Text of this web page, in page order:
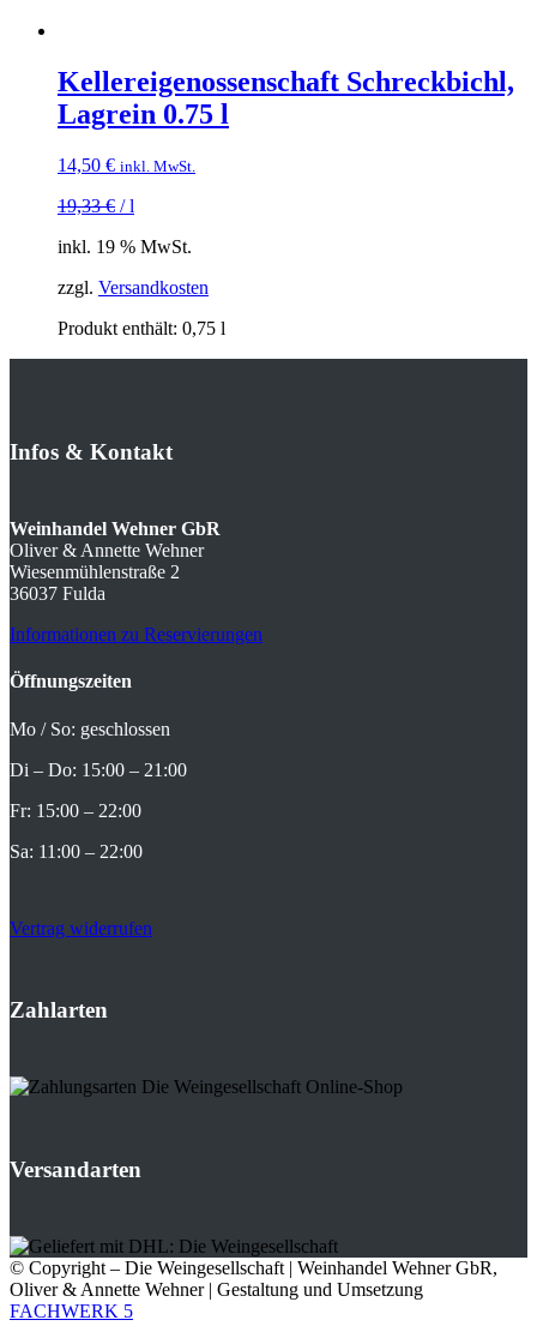
Kellereigenossenschaft Schreckbichl,
Lagrein 0.75 l
14,50 € inkl. MwSt.
19,33€ /l
inkl. 19 % MwSt.
zzgl. Versandkosten
Produkt enthält: 0,75 l
Infos & Kontakt
Weinhandel Wehner GbR
Oliver & Annette Wehner
Wiesenmühlenstraße 2
36037 Fulda
Informationen zu Reservierungen
Öffnungszeiten
Mo / So: geschlossen
Di – Do: 15:00 – 21:00
Fr: 15:00 – 22:00
Sa: 11:00 – 22:00
Vertrag widerrufen
Zahlarten
Versandarten
© Copyright – Die Weingesellschaft | Weinhandel Wehner GbR,
Oliver & Annette Wehner | Gestaltung und Umsetzung
FACHWERK 5